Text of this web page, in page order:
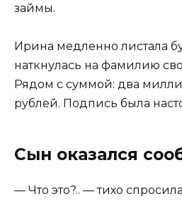
займы.
Ирина медленно листала
наткнулась на фамилию
Рядом с суммой: два
рублей. Подпись была
Сын оказался
— Что это?.. — тихо